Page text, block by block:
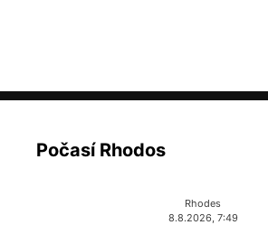
Počasí Rhodos
Rhodes
8.8.2026, 7:49